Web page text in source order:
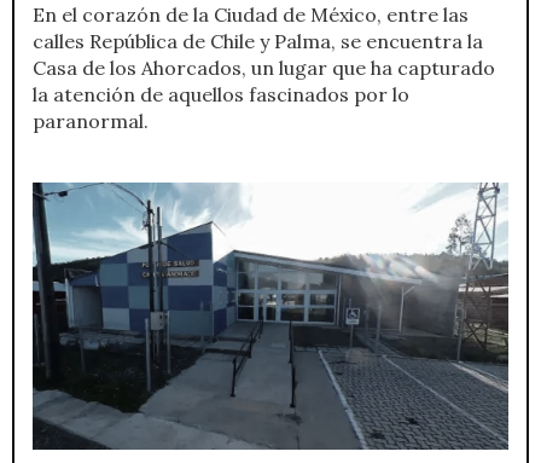
En el corazón de la Ciudad de México, entre las
calles República de Chile y Palma, se encuentra la
Casa de los Ahorcados, un lugar que ha capturado
la atención de aquellos fascinados por lo
paranormal.